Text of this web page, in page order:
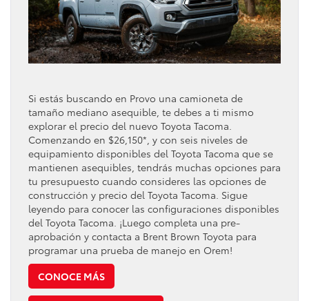
Si estás buscando en Provo una camioneta de
tamaño mediano asequible, te debes a ti mismo
explorar el precio del nuevo Toyota Tacoma.
Comenzando en $26,150*, y con seis niveles de
equipamiento disponibles del Toyota Tacoma que se
mantienen asequibles, tendrás muchas opciones para
tu presupuesto cuando consideres las opciones de
construcción y precio del Toyota Tacoma. Sigue
leyendo para conocer las configuraciones disponibles
del Toyota Tacoma. ¡Luego completa una pre-
aprobación y contacta a Brent Brown Toyota para
programar una prueba de manejo en Orem!
CONOCE MÁS